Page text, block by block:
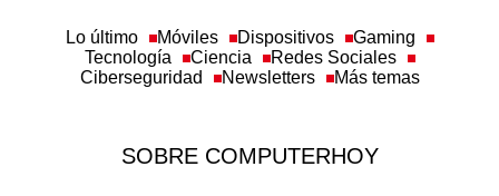
Lo último Móviles Dispositivos
Gaming
Tecnología
Ciencia
Redes Sociales
Ciberseguridad
Newsletters Más temas
SOBRE COMPUTERHOY